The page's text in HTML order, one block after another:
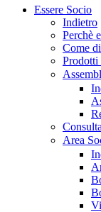
Essere Socio
Indietro
Perchè
Come
Prodotti
Area